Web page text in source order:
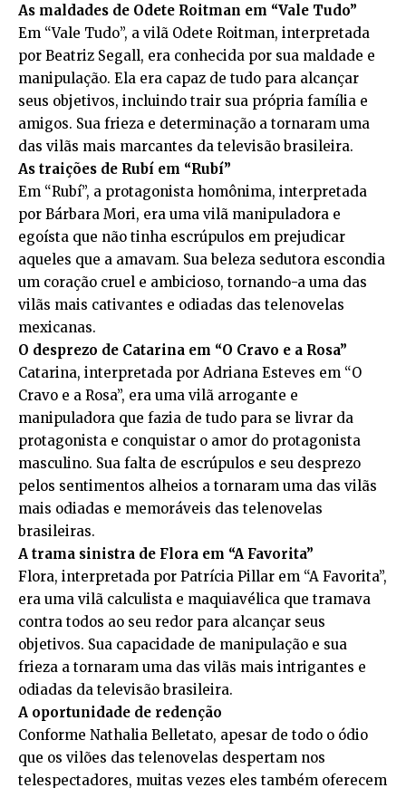
As maldades de Odete Roitman em “Vale Tudo”
Em “Vale Tudo”, a vilã Odete Roitman, interpretada
por Beatriz Segall, era conhecida por sua maldade e
manipulação. Ela era capaz de tudo para alcançar
seus objetivos, incluindo trair sua própria família e
amigos. Sua frieza e determinação a tornaram uma
das vilãs mais marcantes da televisão brasileira.
As traições de Rubí em “Rubí”
Em “Rubí”, a protagonista homônima, interpretada
por Bárbara Mori, era uma vilã manipuladora e
egoísta que não tinha escrúpulos em prejudicar
aqueles que a amavam. Sua beleza sedutora escondia
um coração cruel e ambicioso, tornando-a uma das
vilãs mais cativantes e odiadas das telenovelas
mexicanas.
O desprezo de Catarina em “O Cravo e a Rosa”
Catarina, interpretada por Adriana Esteves em “O
Cravo e a Rosa”, era uma vilã arrogante e
manipuladora que fazia de tudo para se livrar da
protagonista e conquistar o amor do protagonista
masculino. Sua falta de escrúpulos e seu desprezo
pelos sentimentos alheios a tornaram uma das vilãs
mais odiadas e memoráveis das telenovelas
brasileiras.
A trama sinistra de Flora em “A Favorita”
Flora, interpretada por Patrícia Pillar em “A Favorita”,
era uma vilã calculista e maquiavélica que tramava
contra todos ao seu redor para alcançar seus
objetivos. Sua capacidade de manipulação e sua
frieza a tornaram uma das vilãs mais intrigantes e
odiadas da televisão brasileira.
A oportunidade de redenção
Conforme Nathalia Belletato, apesar de todo o ódio
que os vilões das telenovelas despertam nos
telespectadores, muitas vezes eles também oferecem